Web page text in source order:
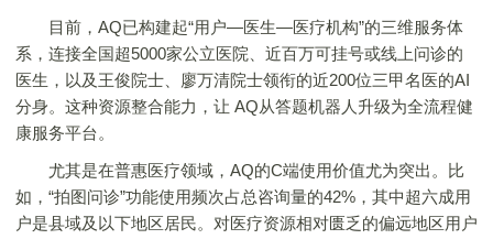
目前，AQ已构建起“用户—医生—医疗机构”的三维服务体
系，连接全国超5000家公立医院、近百万可挂号或线上问诊的
医生，以及王俊院士、廖万清院士领衔的近200位三甲名医的AI
分身。这种资源整合能力，让 AQ从答题机器人升级为全流程健
康服务平台。
尤其是在普惠医疗领域，AQ的C端使用价值尤为突出。比
如，“拍图问诊”功能使用频次占总咨询量的42%，其中超六成用
户是县域及以下地区居民。对医疗资源相对匮乏的偏远地区用户